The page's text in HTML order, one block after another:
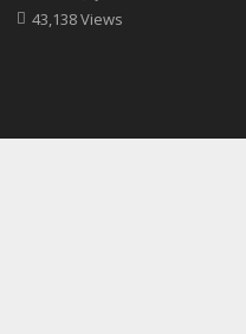
43,138 Views